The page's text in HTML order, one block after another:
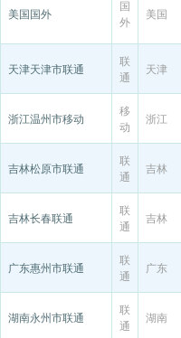
美国国外
国
外
美国
天津天津市联通
联
通
天津
浙江温州市移动
移
动
浙江
吉林松原市联通
联
通
吉林
吉林长春联通
联
通
吉林
广东惠州市联通
联
通
广东
湖南永州市联通
联
通
湖南